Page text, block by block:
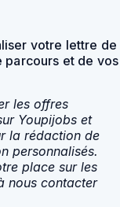
votre lettre de
et de vos
les offres
Youpijobs et
la rédaction de
personnalisés.
place sur les
nous contacter